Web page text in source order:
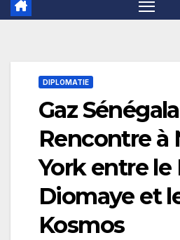
DIPLOMATIE
Gaz
Rencontre à
York entre le
Diomaye et
Kosmos